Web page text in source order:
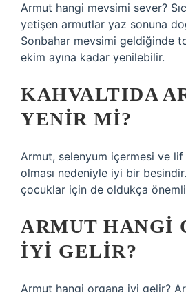
Armut hangi mevsimi sever?
yetişen armutlar yaz sonuna
Sonbahar mevsimi geldiğinde
ekim ayına kadar yenilebilir.
KAHVALTIDA
YENIR MI?
Armut, selenyum içermesi ve lif
olması nedeniyle iyi bir
çocuklar için de oldukça
ARMUT HANGI
IYI GELIR?
Armut hangi organa iyi gelir?